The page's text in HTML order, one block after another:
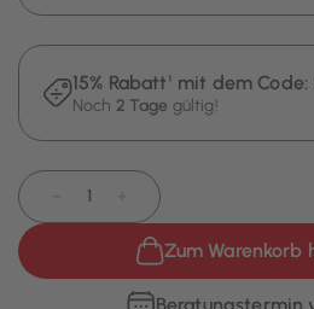
15% Rabatt¹ mit dem Code:
Noch 2 Tage gültig!
Zum Warenkorb